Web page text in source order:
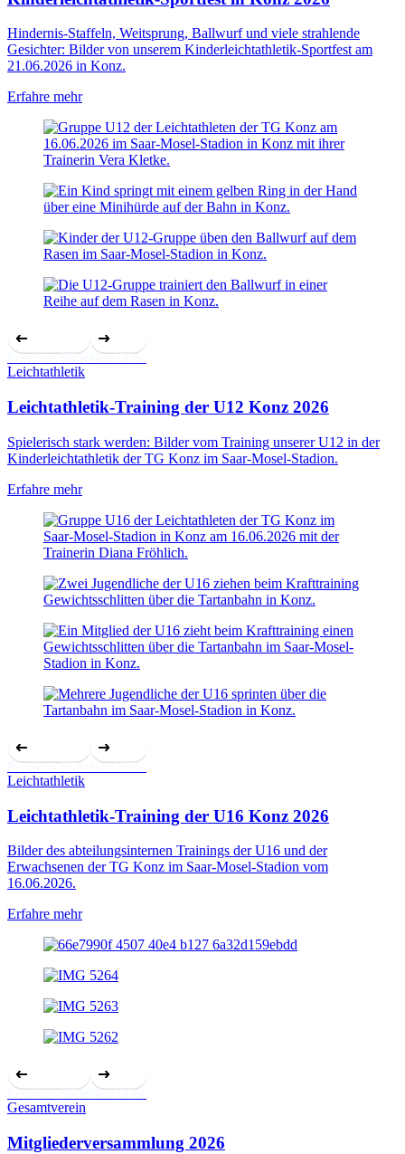
Hindernis-Staffeln, Weitsprung, Ballwurf und viele strahlende
Gesichter: Bilder von unserem Kinderleichtathletik-Sportfest am
21.06.2026 in Konz.
Erfahre mehr
Previous Slide Next Slide
Leichtathletik
Leichtathletik-Training der U12 Konz 2026
Spielerisch stark werden: Bilder vom Training unserer U12 in der
Kinderleichtathletik der TG Konz im Saar-Mosel-Stadion.
Erfahre mehr
Previous Slide Next Slide
Leichtathletik
Leichtathletik-Training der U16 Konz 2026
Bilder des abteilungsinternen Trainings der U16 und der
Erwachsenen der TG Konz im Saar-Mosel-Stadion vom
16.06.2026.
Erfahre mehr
Previous Slide Next Slide
Gesamtverein
Mitgliederversammlung 2026